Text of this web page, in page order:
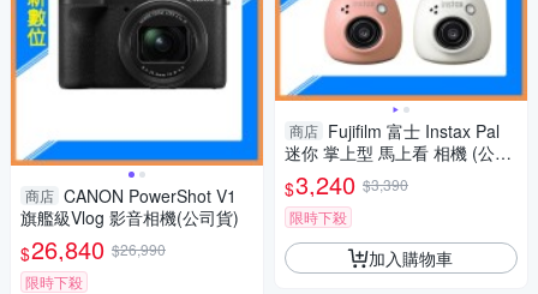
商店 CANON PowerShot V1
旗艦級Vlog 影音相機(公司貨)
$26,840 $26,990
限時下殺
商店 Fujifilm 富士 Instax Pal
迷你 掌上型 馬上看 相機 (公司
貨) 藍/粉/白/綠
$3,240 $3,390
限時下殺
加入購物車